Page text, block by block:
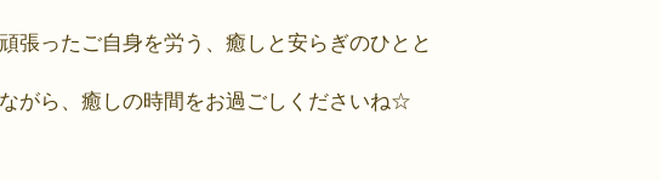
張ったご自身を労う、癒しと安らぎのひとと
がら、癒しの時間をお過ごしくださいね☆